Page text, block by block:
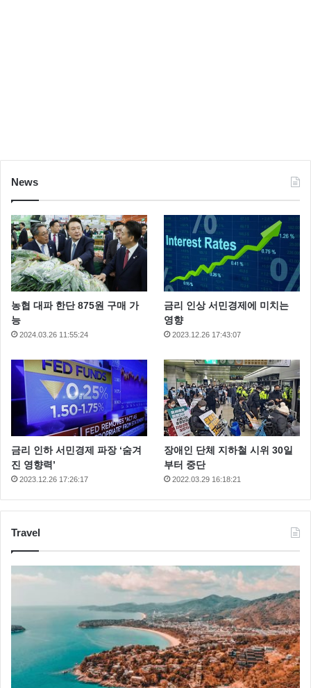
News
농협 대파 한단 875원 구매 가
능
2024.03.26 11:55:24
금리 인상 서민경제에 미치는
영향
2023.12.26 17:43:07
금리 인하 서민경제 파장 ‘숨겨
진 영향력’
2023.12.26 17:26:17
장애인 단체 지하철 시위 30일
부터 중단
2022.03.29 16:18:21
Travel